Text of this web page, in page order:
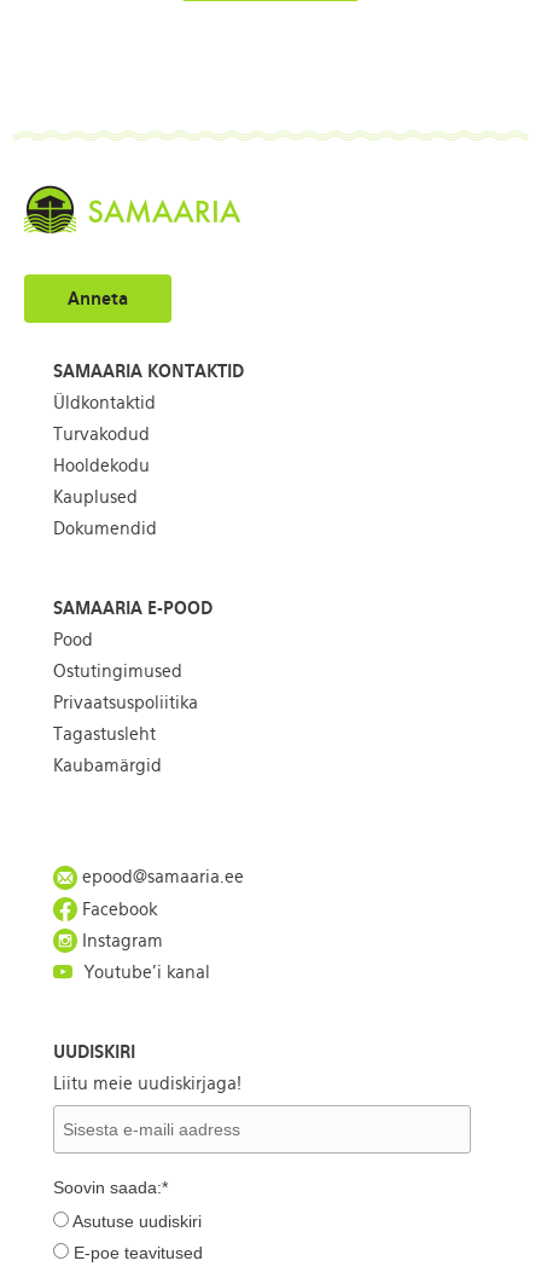
Anneta
SAMAARIA KONTAKTID
Üldkontaktid
Turvakodud
Hooldekodu
Kauplused
Dokumendid
SAMAARIA E-POOD
Pood
Ostutingimused
Privaatsuspoliitika
Tagastusleht
Kaubamärgid
epood@samaaria.ee
Facebook
Instagram
Youtube'i kanal
UUDISKIRI
Liitu meie uudiskirjaga!
Soovin saada:*
Asutuse uudiskiri
E-poe teavitused